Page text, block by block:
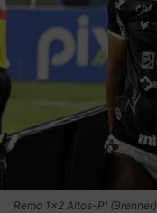
Remo 1×2 Altos-PI (Brenner)